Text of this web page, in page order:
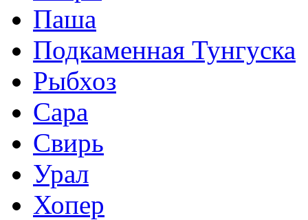
Паша
Подкаменная Тунгуска
Рыбхоз
Сара
Свирь
Урал
Хопер